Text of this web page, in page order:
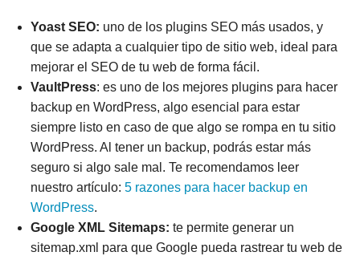
Yoast SEO: uno de los plugins SEO más usados, y
que se adapta a cualquier tipo de sitio web, ideal para
mejorar el SEO de tu web de forma fácil.
VaultPress: es uno de los mejores plugins para hacer
backup en WordPress, algo esencial para estar
siempre listo en caso de que algo se rompa en tu sitio
WordPress. Al tener un backup, podrás estar más
seguro si algo sale mal. Te recomendamos leer
nuestro artículo: 5 razones para hacer backup en
WordPress.
Google XML Sitemaps: te permite generar un
sitemap.xml para que Google pueda rastrear tu web de